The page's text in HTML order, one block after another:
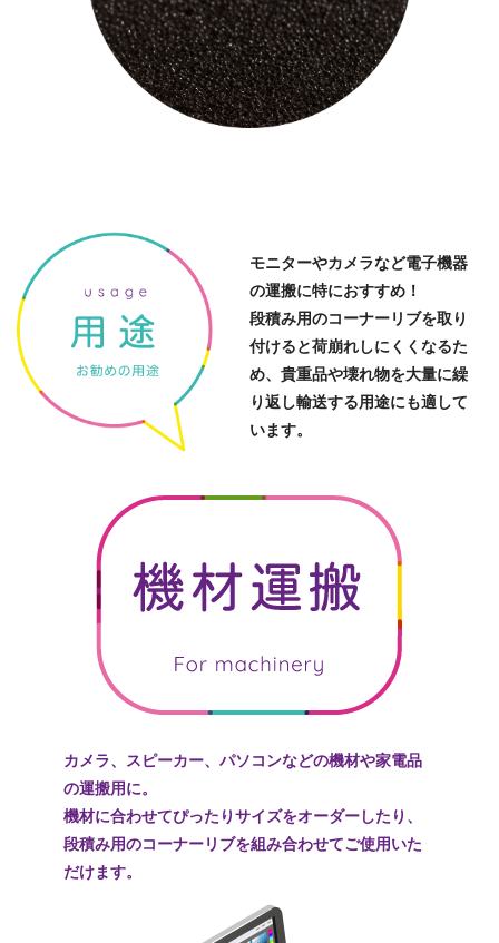
モニターやカメラなど電子機器
の運搬に特におすすめ！
段積み用のコーナーリブを取り
付けると荷崩れしにくくなるた
め、貴重品や壊れ物を大量に繰
り返し輸送する用途にも適して
います。
カメラ、スピーカー、パソコンなどの機材や家電品
の運搬用に。
機材に合わせてぴったりサイズをオーダーしたり、
段積み用のコーナーリブを組み合わせてご使用いた
だけます。